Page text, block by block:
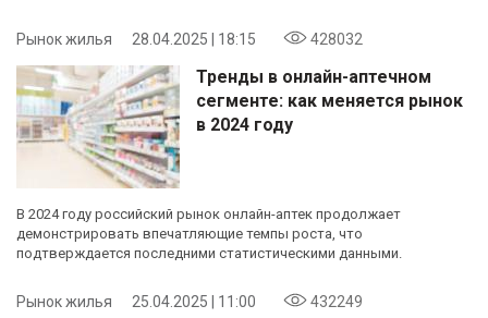
Рынок жилья 28.04.2025 | 18:15 428032
Тренды в онлайн-аптечном
сегменте: как меняется рынок
в 2024 году
В 2024 году российский рынок онлайн-аптек продолжает
демонстрировать впечатляющие темпы роста, что
подтверждается последними статистическими данными.
Рынок жилья 25.04.2025 | 11:00 432249